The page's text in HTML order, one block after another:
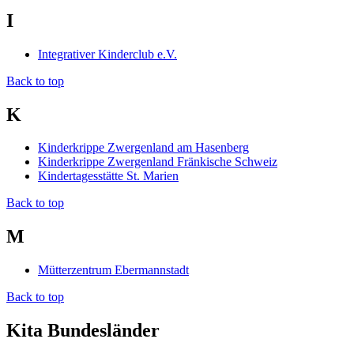
I
Integrativer Kinderclub e.V.
Back to top
K
Kinderkrippe Zwergenland am Hasenberg
Kinderkrippe Zwergenland Fränkische Schweiz
Kindertagesstätte St. Marien
Back to top
M
Mütterzentrum Ebermannstadt
Back to top
Kita Bundesländer